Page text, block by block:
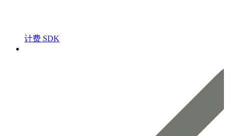
计费 SDK